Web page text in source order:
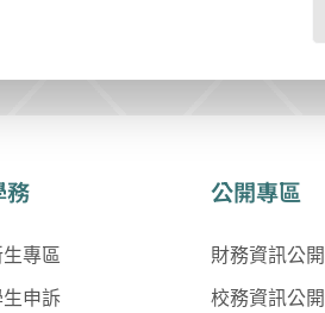
務
專區
申訴
公開專區
財務資訊公開
校務資訊公開